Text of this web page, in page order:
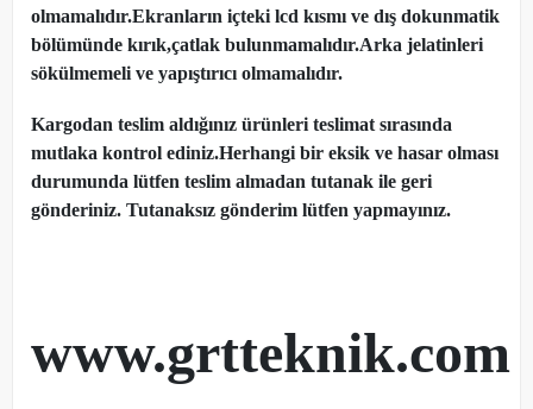
olmamalıdır.Ekranların içteki lcd kısmı ve dış dokunmatik
bölümünde kırık,çatlak bulunmamalıdır.Arka jelatinleri
sökülmemeli ve yapıştırıcı olmamalıdır.
Kargodan teslim aldığınız ürünleri teslimat sırasında
mutlaka kontrol ediniz.Herhangi bir eksik ve hasar olması
durumunda lütfen teslim almadan tutanak ile geri
gönderiniz. Tutanaksız gönderim lütfen yapmayınız.
www.grtteknik.com